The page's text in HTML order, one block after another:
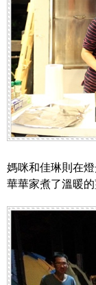
媽咪和佳琳則在
華華家煮了溫暖